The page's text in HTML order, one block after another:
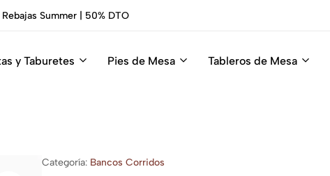
Rebajas Summer | 50% DTO
y Taburetes Pies de Mesa Tableros de Mesa
Categoría: Bancos Corridos